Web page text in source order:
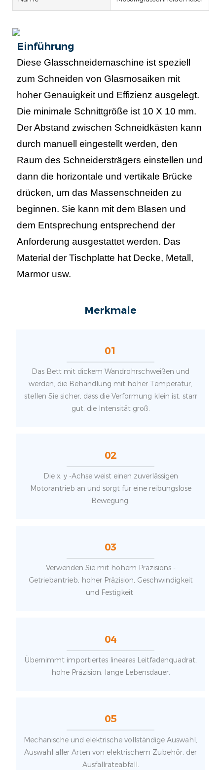
Einführung
Diese Glasschneidemaschine ist speziell
zum Schneiden von Glasmosaiken mit
hoher Genauigkeit und Effizienz ausgelegt.
Die minimale Schnittgröße ist 10 X 10 mm.
Der Abstand zwischen Schneidkästen kann
durch manuell eingestellt werden, den
Raum des Schneidersträgers einstellen und
dann die horizontale und vertikale Brücke
drücken, um das Massenschneiden zu
beginnen. Sie kann mit dem Blasen und
dem Entsprechung entsprechend der
Anforderung ausgestattet werden. Das
Material der Tischplatte hat Decke, Metall,
Marmor usw.
Merkmale
01
Das Bett mit dickem Wandrohrschweißen und
werden, die Behandlung mit hoher Temperatur,
stellen Sie sicher, dass die Verformung klein ist, starr
gut, die Intensität groß.
02
Die x, y -Achse weist einen zuverlässigen
Motorantrieb an und sorgt für eine reibungslose
Bewegung.
03
Verwenden Sie mit hohem Präzisions -
Getriebantrieb, hoher Präzision, Geschwindigkeit
und Festigkeit
04
Übernimmt importiertes lineares Leitfadenquadrat,
hohe Präzision, lange Lebensdauer.
05
Mechanische und elektrische vollständige Auswahl,
Auswahl aller Arten von elektrischem Zubehör, der
Ausfallrateabfall.